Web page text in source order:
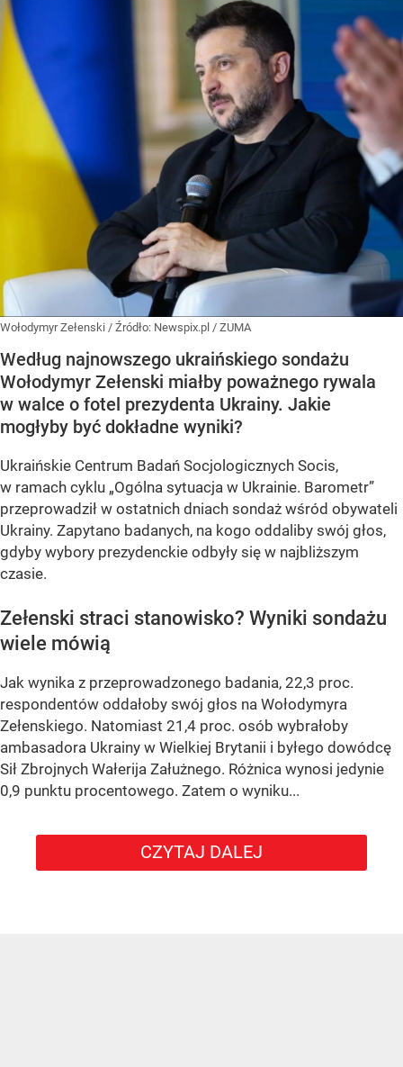
Wołodymyr Zełenski / Źródło: Newspix.pl / ZUMA
Według najnowszego ukraińskiego sondażu
Wołodymyr Zełenski miałby poważnego rywala
w walce o fotel prezydenta Ukrainy. Jakie
mogłyby być dokładne wyniki?
Ukraińskie Centrum Badań Socjologicznych Socis,
w ramach cyklu „Ogólna sytuacja w Ukrainie. Barometr”
przeprowadził w ostatnich dniach sondaż wśród obywateli
Ukrainy. Zapytano badanych, na kogo oddaliby swój głos,
gdyby wybory prezydenckie odbyły się w najbliższym
czasie.
Zełenski straci stanowisko? Wyniki sondażu
wiele mówią
Jak wynika z przeprowadzonego badania, 22,3 proc.
respondentów oddałoby swój głos na Wołodymyra
Zełenskiego. Natomiast 21,4 proc. osób wybrałoby
ambasadora Ukrainy w Wielkiej Brytanii i byłego dowódcę
Sił Zbrojnych Wałerija Załużnego. Różnica wynosi jedynie
0,9 punktu procentowego. Zatem o wyniku...
CZYTAJ DALEJ